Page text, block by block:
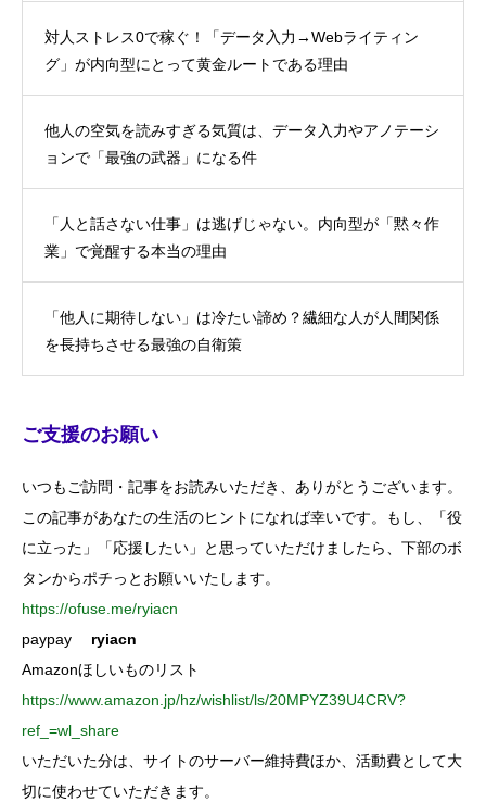
対人ストレス0で稼ぐ！「データ入力→Webライティン
グ」が内向型にとって黄金ルートである理由
他人の空気を読みすぎる気質は、データ入力やアノテーシ
ョンで「最強の武器」になる件
「人と話さない仕事」は逃げじゃない。内向型が「黙々作
業」で覚醒する本当の理由
「他人に期待しない」は冷たい諦め？繊細な人が人間関係
を長持ちさせる最強の自衛策
ご支援のお願い
いつもご訪問・記事をお読みいただき、ありがとうございます。
この記事があなたの生活のヒントになれば幸いです。もし、「役
に立った」「応援したい」と思っていただけましたら、下部のボ
タンからポチっとお願いいたします。
https://ofuse.me/ryiacn
paypay ryiacn
Amazonほしいものリスト
https://www.amazon.jp/hz/wishlist/ls/20MPYZ39U4CRV?
ref_=wl_share
いただいた分は、サイトのサーバー維持費ほか、活動費として大
切に使わせていただきます。